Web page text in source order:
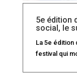
5e édition
social, le
La 5e édition
festival qui